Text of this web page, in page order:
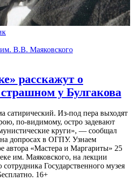
В.В. Маяковского
расскажут о
у Булгакова
сатирический. Из-под пера выходят
по-видимому, остро задевают
круги», — сообщал
допросах в ОГПУ. Узнаем
автора «Мастера и Маргариты» 25
им. Маяковского, на лекции
сотрудника Государственного музея
16+